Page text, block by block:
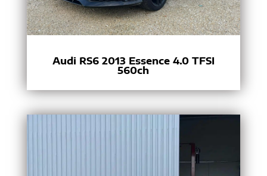
Audi RS6 2013 Essence 4.0 TFSI
560ch